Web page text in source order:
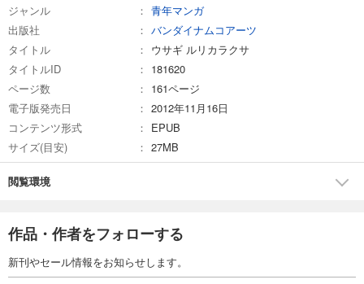
ジャンル
青年マンガ
出版社
バンダイナムコアーツ
タイトル
ウサギ ルリカラクサ
タイトルID
181620
ページ数
161ページ
電子版発売日
2012年11月16日
コンテンツ形式
EPUB
サイズ(目安)
27MB
閲覧環境
作品・作者をフォローする
新刊やセール情報をお知らせします。